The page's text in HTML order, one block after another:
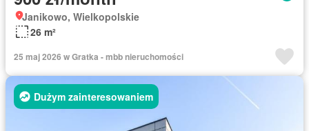
Janikowo, Wielkopolskie
26 m²
25 maj 2026 w Gratka - mbb nieruchomości
Dużym zainteresowaniem